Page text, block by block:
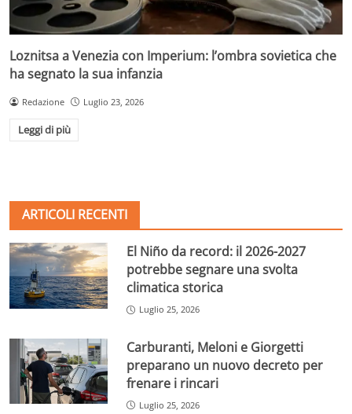
Loznitsa a Venezia con Imperium: l’ombra sovietica che
ha segnato la sua infanzia
Redazione Luglio 23, 2026
Leggi di più
ARTICOLI RECENTI
El Niño da record: il 2026-2027
potrebbe segnare una svolta
climatica storica
Luglio 25, 2026
Carburanti, Meloni e Giorgetti
preparano un nuovo decreto per
frenare i rincari
Luglio 25, 2026